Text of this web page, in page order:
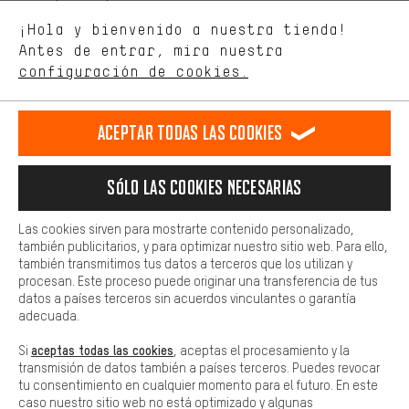
Idioma"
español
ES english
EN Deutsch
DE
RESCINDIR EL CONTRATO Comunidad de Aquisgrán Programa de afiliados
Aviso Legal Protección de datos Condiciones Generales
Plataforma de reportes Reciclaje de baterias
Configuración de las cookies Ajusta el contraste
Todos los precios indicados son en euros e sin MwSt, más
gastos de envío aEstados Unidos.
¡Hola y bienvenido a nuestra tienda!
Antes de entrar, mira nuestra
configuración de cookies.
tienda. Con las cookies de rendimiento, puedes influir en la mejora
de nuestro sitio web y nuestra oferta de la tienda con tu
comportamiento de compra.
Más confort
cookies de comodidad, creamos enlaces a plataformas de redes
sociales. Esto nos permite proporcionarle más contenido e
adicionales que le ayudarán a encontrar los productos adecuados.
preguntas de forma rápida y sencilla.
Básica
Las cookies básicas aseguran que puedas usar nuestro sitio web.
Aceptar todas las cookies
Sólo las cookies necesarias
Las cookies sirven para mostrarte contenido personalizado,
también publicitarios, y para optimizar nuestro sitio web. Para ello,
también transmitimos tus datos a terceros que los utilizan y
procesan. Este proceso puede originar una transferencia de tus
datos a países terceros sin acuerdos vinculantes o garantía
adecuada.
Si aceptas todas las cookies , aceptas el procesamiento y la
transmisión de datos también a países terceros. Puedes revocar
tu consentimiento en cualquier momento para el futuro. En este
caso nuestro sitio web no está optimizado y algunas